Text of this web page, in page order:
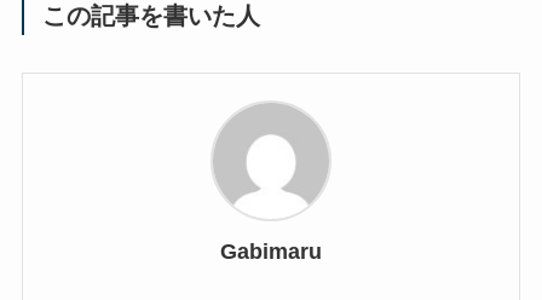
この記事を書いた人
Gabimaru